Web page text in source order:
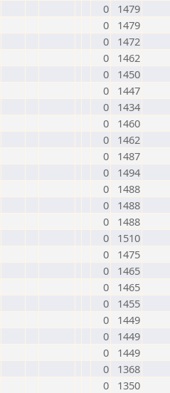
0
1479
0
1479
0
1472
0
1462
0
1450
0
1447
0
1434
0
1460
0
1462
0
1487
0
1494
0
1488
0
1488
0
1488
0
1510
0
1475
0
1465
0
1465
0
1455
0
1449
0
1449
0
1449
0
1368
0
1350